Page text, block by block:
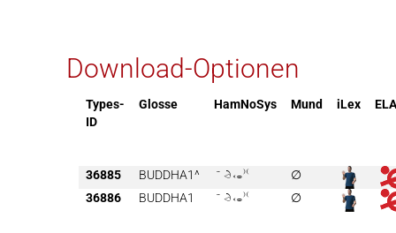
Download-Optionen
Types-
ID
Glosse HamNoSys Mund iLex
36885 BUDDHA1^ 
∅
36886
BUDDHA1  ∅